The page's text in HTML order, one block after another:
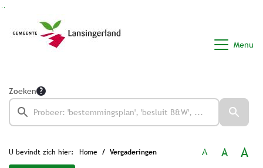
Menu
Zoeken
U bevindt zich hier: Home Vergaderingen A A A